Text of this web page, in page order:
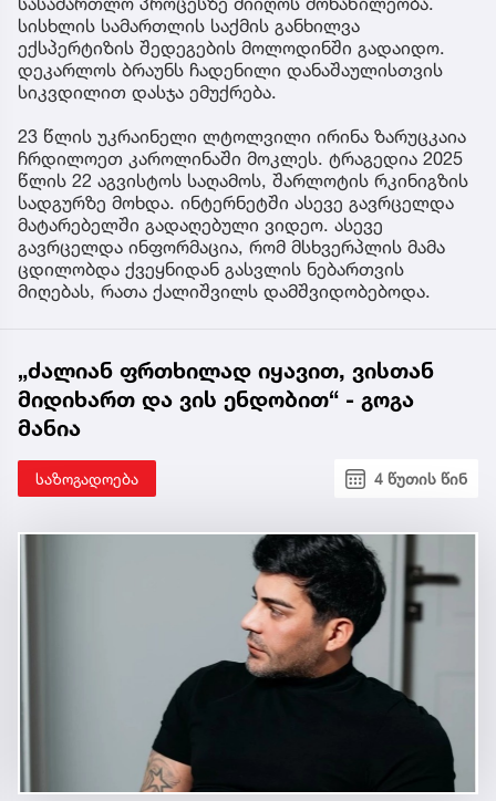
სისხლის სამართლის საქმის განხილვა
ექსპერტიზის შედეგების მოლოდინში გადაიდო.
დეკარლოს ბრაუნს ჩადენილი დანაშაულისთვის
სიკვდილით დასჯა ემუქრება.
23 წლის უკრაინელი ლტოლვილი ირინა ზარუცკაია
ჩრდილოეთ კაროლინაში მოკლეს. ტრაგედია 2025
წლის 22 აგვისტოს საღამოს, შარლოტის რკინიგზის
სადგურზე მოხდა. ინტერნეტში ასევე გავრცელდა
მატარებელში გადაღებული ვიდეო. ასევე
გავრცელდა ინფორმაცია, რომ მსხვერპლის მამა
ცდილობდა ქვეყნიდან გასვლის ნებართვის
მიღებას, რათა ქალიშვილს დამშვიდობებოდა.
„ძალიან ფრთხილად იყავით, ვისთან
მიდიხართ და ვის ენდობით“ - გოგა
მანია
საზოგადოება 4 წუთის წინ